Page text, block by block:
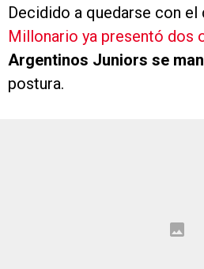
Decidido a quedarse con el
Millonario ya presentó dos
Argentinos Juniors se
postura.